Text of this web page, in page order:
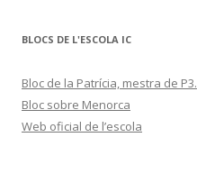
BLOCS DE L'ESCOLA IC
Bloc de la Patrícia, mestra de P3.
Bloc sobre Menorca
Web oficial de l’escola